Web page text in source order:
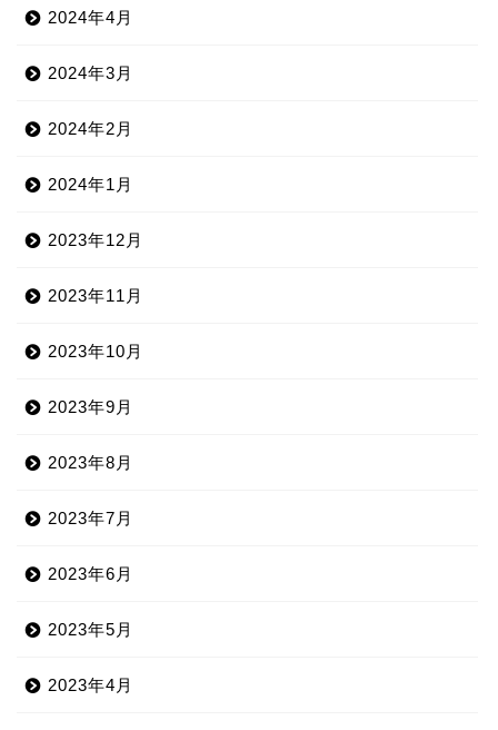
2024年4月
2024年3月
2024年2月
2024年1月
2023年12月
2023年11月
2023年10月
2023年9月
2023年8月
2023年7月
2023年6月
2023年5月
2023年4月